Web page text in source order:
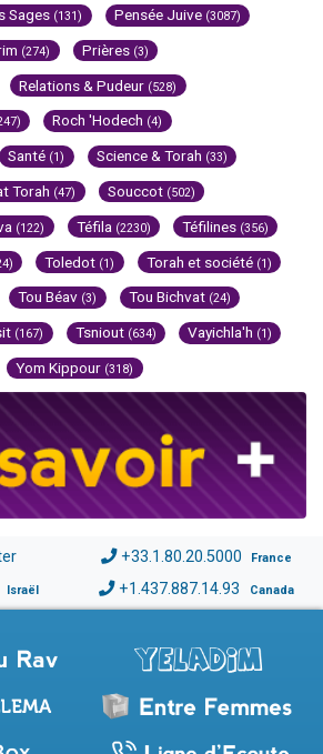
Sages (131) Pensée Juive (3087)
(274) Prières (3)
Relations & Pudeur (528)
Roch 'Hodech (4)
Santé (1) Science & Torah (33)
Torah (47) Souccot (502)
(122) Téfila (2230) Téfilines (356)
Toledot (1) Torah et société (1)
Tou Béav (3) Tou Bichvat (24)
(167) Tsniout (634) Vayichla'h (1)
Yom Kippour (318)
+33.1.80.20.5000 France
Israël +1.437.887.14.93 Canada